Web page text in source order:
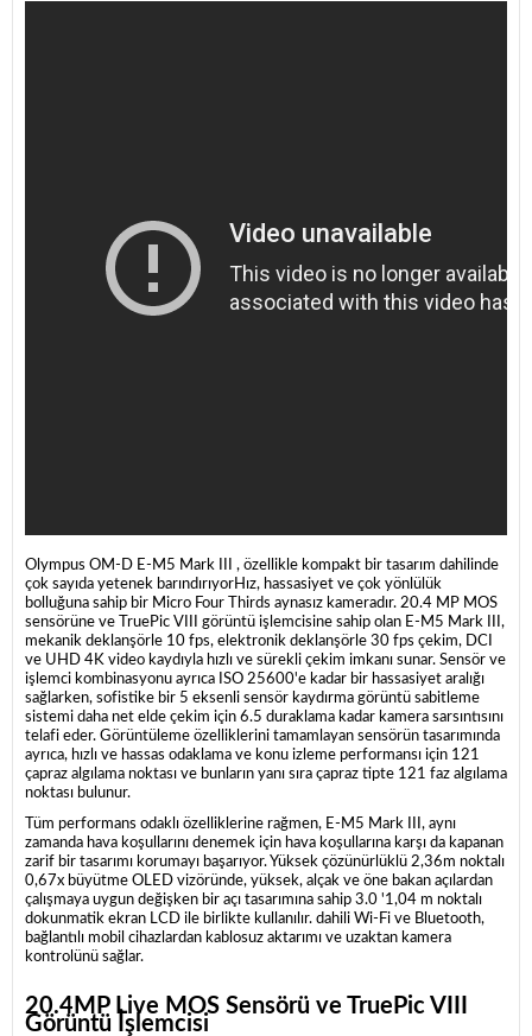
Olympus OM-D E-M5 Mark III
, özellikle kompakt bir tasarım dahilinde
çok sayıda yetenek barındırıyorHız, hassasiyet ve çok yönlülük
bolluğuna sahip bir Micro Four Thirds aynasız kameradır. 20.4 MP MOS
sensörüne ve TruePic VIII görüntü işlemcisine sahip olan E-M5 Mark III,
mekanik deklanşörle 10 fps, elektronik deklanşörle 30 fps çekim, DCI
ve UHD 4K video kaydıyla hızlı ve sürekli çekim imkanı sunar. Sensör ve
işlemci kombinasyonu ayrıca ISO 25600'e kadar bir hassasiyet aralığı
sağlarken, sofistike bir 5 eksenli sensör kaydırma görüntü sabitleme
sistemi daha net elde çekim için 6.5 duraklama kadar kamera sarsıntısını
telafi eder. Görüntüleme özelliklerini tamamlayan sensörün tasarımında
ayrıca, hızlı ve hassas odaklama ve konu izleme performansı için 121
çapraz algılama noktası ve bunların yanı sıra çapraz tipte 121 faz algılama
noktası bulunur.
Tüm performans odaklı özelliklerine rağmen, E-M5 Mark III, aynı
zamanda hava koşullarını denemek için hava koşullarına karşı da kapanan
zarif bir tasarımı korumayı başarıyor. Yüksek çözünürlüklü 2,36m noktalı
0,67x büyütme OLED vizöründe, yüksek, alçak ve öne bakan açılardan
çalışmaya uygun değişken bir açı tasarımına sahip 3.0 '1,04 m noktalı
dokunmatik ekran LCD ile birlikte kullanılır. dahili Wi-Fi ve Bluetooth,
bağlantılı mobil cihazlardan kablosuz aktarımı ve uzaktan kamera
kontrolünü sağlar.
20.4MP Live MOS Sensörü ve TruePic VIII
Görüntü İşlemcisi